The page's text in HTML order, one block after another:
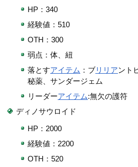
HP：340
経験値：510
OTH：300
弱点：体、紐
落とすアイテム ：ブリリアント
秘薬、サンダージェム
リーダーアイテム:無欠の護符
ディノサウロイド
HP：2000
経験値：2200
OTH：520